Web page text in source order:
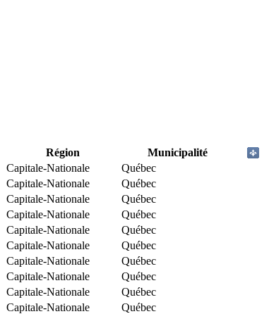
Région Municipalité
Capitale-Nationale
Québec
Capitale-Nationale
Québec
Capitale-Nationale
Québec
Capitale-Nationale
Québec
Capitale-Nationale
Québec
Capitale-Nationale
Québec
Capitale-Nationale
Québec
Capitale-Nationale
Québec
Capitale-Nationale
Québec
Capitale-Nationale Québec